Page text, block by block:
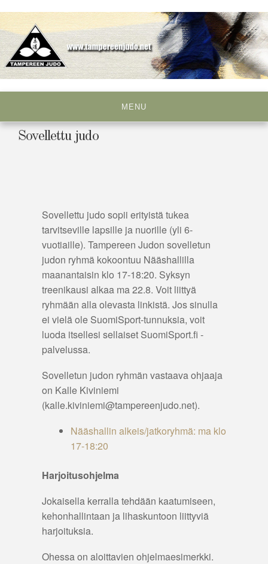
content
Tampereen Judo ry
MENU
Sovellettu judo
Sovellettu judo sopii erityistä tukea
tarvitseville lapsille ja nuorille (yli 6-
vuotiaille). Tampereen Judon sovelletun
judon ryhmä kokoontuu Nääshallilla
maanantaisin klo 17-18:20. Syksyn
treenikausi alkaa ma 22.8. Voit liittyä
ryhmään alla olevasta linkistä. Jos sinulla
ei vielä ole SuomiSport-tunnuksia, voit
luoda itsellesi sellaiset SuomiSport.fi -
palvelussa.
Sovelletun judon ryhmän vastaava ohjaaja
on Kalle Kiviniemi
(kalle.kiviniemi@tampereenjudo.net).
Nääshallin alkeis/jatkoryhmä: ma klo
17-18:20
Harjoitusohjelma
Jokaisella kerralla tehdään kaatumiseen,
kehonhallintaan ja lihaskuntoon liittyviä
harjoituksia.
Ohessa on aloittavien ohjelmaesimerkki.